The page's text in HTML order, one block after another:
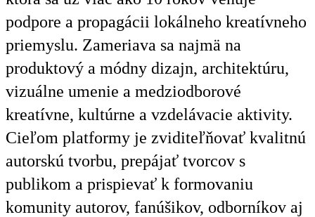
podpore a propagácii lokálneho kreatívneho
priemyslu. Zameriava sa najmä na
produktový a módny dizajn, architektúru,
vizuálne umenie a medziodborové
kreatívne, kultúrne a vzdelávacie aktivity.
Cieľom platformy je zviditeľňovať kvalitnú
autorskú tvorbu, prepájať tvorcov s
publikom a prispievať k formovaniu
komunity autorov, fanúšikov, odborníkov aj